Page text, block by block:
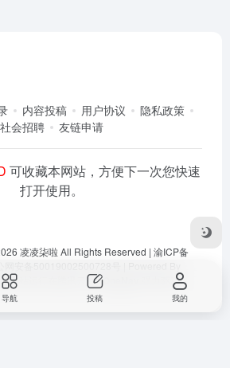
内容投稿 用户协议
隐私政策
社会招聘
友链申请
可收藏本网站，方便下一次您快速
打开使用。
凌凌柒啦 All Rights Reserved | 渝ICP备
| 本站运行在 由OneNav 强力驱动
导航 投稿 我的